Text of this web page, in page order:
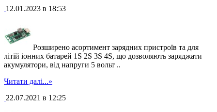
12.01.2023 в 18:53
Розширено асортимент зарядних пристроїв та для
літій іонних батарей 1S 2S 3S 4S, що дозволяють заряджати
акумулятори, від напруги 5 вольт ..
Читати далі...»
22.07.2021 в 12:25